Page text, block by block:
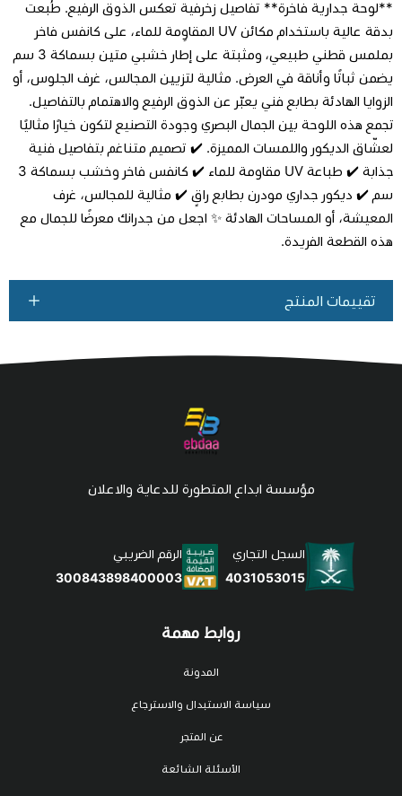
اطلب المنتج
**لوحة جدارية فاخرة** تفاصيل زخرفية تعكس الذوق الرفيع. طُبعت
بدقة عالية باستخدام مكائن UV المقاوِمة للماء، على كانفس فاخر
بملمس قطني طبيعي، ومثبتة على إطار خشبي متين بسماكة 3 سم
يضمن ثباتًا وأناقة في العرض. مثالية لتزيين المجالس، غرف الجلوس، أو
الزوايا الهادئة بطابع فني يعبّر عن الذوق الرفيع والاهتمام بالتفاصيل.
تجمع هذه اللوحة بين الجمال البصري وجودة التصنيع لتكون خيارًا مثاليًا
لعشّاق الديكور واللمسات المميزة. ✔️ تصميم متناغم بتفاصيل فنية
جذابة ✔️ طباعة UV مقاومة للماء ✔️ كانفس فاخر وخشب بسماكة 3
سم ✔️ ديكور جداري مودرن بطابع راقٍ ✔️ مثالية للمجالس، غرف
المعيشة، أو المساحات الهادئة ✨ اجعل من جدرانك معرضًا للجمال مع
هذه القطعة الفريدة.
تقييمات المنتج
روابط مهمة
المدونة
سياسة الاستبدال والاسترجاع
عن المتجر
الأسئلة الشائعة
مؤسسة ابداع المتطورة للدعاية والاعلان
السجل التجاري
4031053015
الرقم الضريبي
300843898400003